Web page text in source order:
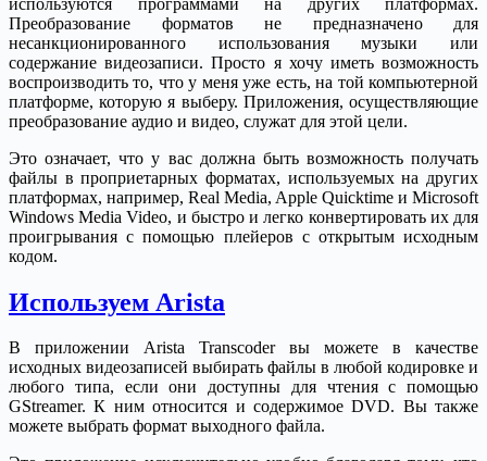
Преобразование форматов не предназначено для
несанкционированного использования музыки или
содержание видеозаписи. Просто я хочу иметь возможность
воспроизводить то, что у меня уже есть, на той компьютерной
платформе, которую я выберу. Приложения, осуществляющие
преобразование аудио и видео, служат для этой цели.
Это означает, что у вас должна быть возможность получать
файлы в проприетарных форматах, используемых на других
платформах, например, Real Media, Apple Quicktime и Microsoft
Windows Media Video, и быстро и легко конвертировать их для
проигрывания с помощью плейеров с открытым исходным
кодом.
Используем Arista
В приложении Arista Transcoder вы можете в качестве
исходных видеозаписей выбирать файлы в любой кодировке и
любого типа, если они доступны для чтения с помощью
GStreamer. К ним относится и содержимое DVD. Вы также
можете выбрать формат выходного файла.